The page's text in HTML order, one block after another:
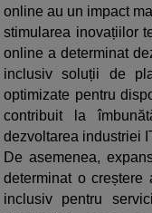
online au un impact
stimularea inovațiilor
online a determinat
inclusiv soluții de
optimizate pentru
contribuit la
dezvoltarea industriei
De asemenea,
determinat o creștere
inclusiv pentru